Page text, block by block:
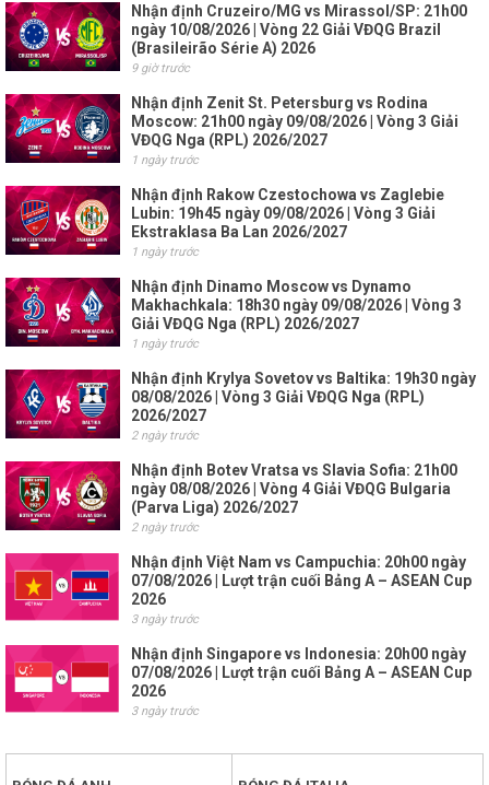
Nhận định Cruzeiro/MG vs Mirassol/SP: 21h00
ngày 10/08/2026 | Vòng 22 Giải VĐQG Brazil
(Brasileirão Série A) 2026
9 giờ trước
Nhận định Zenit St. Petersburg vs Rodina
Moscow: 21h00 ngày 09/08/2026 | Vòng 3 Giải
VĐQG Nga (RPL) 2026/2027
1 ngày trước
Nhận định Rakow Czestochowa vs Zaglebie
Lubin: 19h45 ngày 09/08/2026 | Vòng 3 Giải
Ekstraklasa Ba Lan 2026/2027
1 ngày trước
Nhận định Dinamo Moscow vs Dynamo
Makhachkala: 18h30 ngày 09/08/2026 | Vòng 3
Giải VĐQG Nga (RPL) 2026/2027
1 ngày trước
Nhận định Krylya Sovetov vs Baltika: 19h30 ngày
08/08/2026 | Vòng 3 Giải VĐQG Nga (RPL)
2026/2027
2 ngày trước
Nhận định Botev Vratsa vs Slavia Sofia: 21h00
ngày 08/08/2026 | Vòng 4 Giải VĐQG Bulgaria
(Parva Liga) 2026/2027
2 ngày trước
Nhận định Việt Nam vs Campuchia: 20h00 ngày
07/08/2026 | Lượt trận cuối Bảng A – ASEAN Cup
2026
3 ngày trước
Nhận định Singapore vs Indonesia: 20h00 ngày
07/08/2026 | Lượt trận cuối Bảng A – ASEAN Cup
2026
3 ngày trước